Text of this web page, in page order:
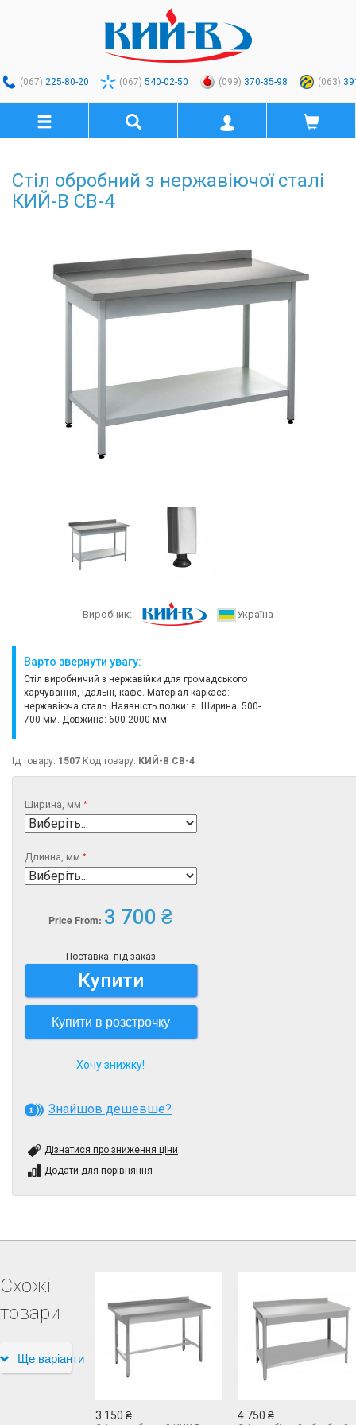
(067) 225-80-20 (067) 540-02-50 (099) 370-35-98 (063)
Стіл обробний з нержавіючої сталі
КИЙ-В СВ-4
Виробник: Україна
Варто звернути увагу:
Стіл виробничий з нержавійки для громадського
харчування, їдальні, кафе. Матеріал каркаса:
нержавіюча сталь. Наявність полки: є. Ширина: 500-
700 мм. Довжина: 600-2000 мм.
Ід товару: 1507 Код товару: КИЙ-В СВ-4
Ширина, мм
Длинна, мм
Price From: 3 700 ₴
Поставка: під заказ
Купити
Купити в розстрочку
Хочу знижку!
Знайшов дешевше?
Дізнатися про зниження ціни
Додати для порівняння
Схожі
товари
Ще варіанти
3 150 ₴ 4 750 ₴